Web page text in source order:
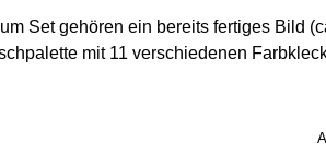
Set gehören ein bereits fertiges Bild
mit 11 verschiedenen